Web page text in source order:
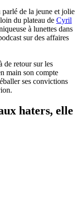
de la jeune et jolie
du plateau de Cyril
à lunettes dans
sur des affaires
de retour sur les
main son compte
ses convictions
haters, elle